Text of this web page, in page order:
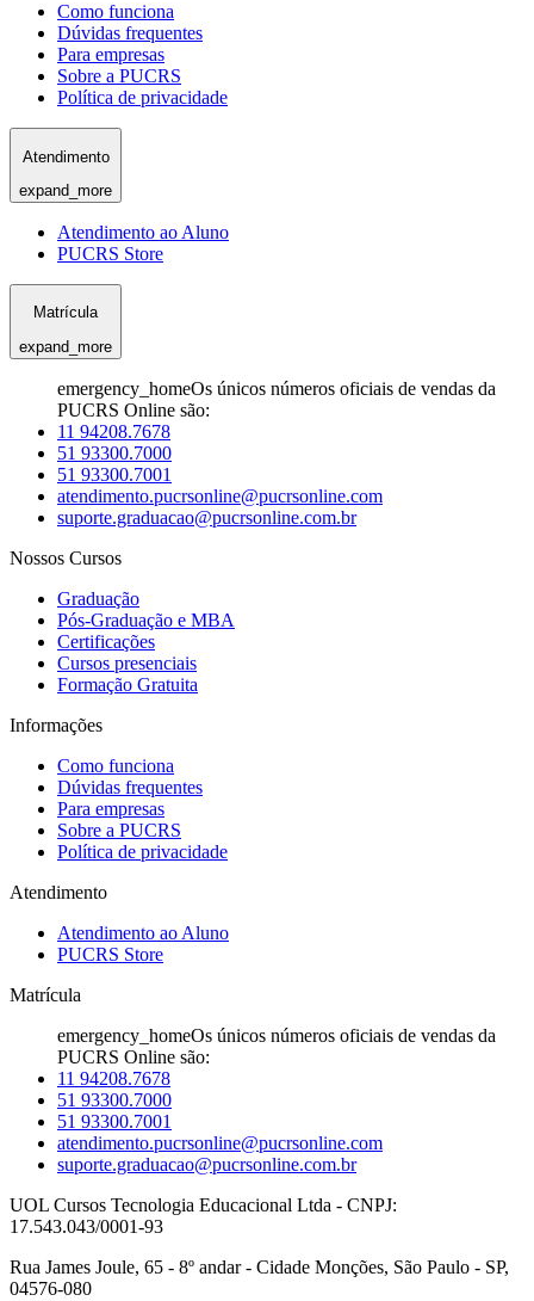
Como funciona
Dúvidas frequentes
Para empresas
Sobre a PUCRS
Política de privacidade
Atendimento
expand_more
Atendimento ao Aluno
PUCRS Store
Matrícula
expand_more
emergency_homeOs únicos números oficiais de vendas da
PUCRS Online são:
11 94208.7678
51 93300.7000
51 93300.7001
atendimento.pucrsonline@pucrsonline.com
suporte.graduacao@pucrsonline.com.br
Nossos Cursos
Graduação
Pós-Graduação e MBA
Certificações
Cursos presenciais
Formação Gratuita
Informações
Como funciona
Dúvidas frequentes
Para empresas
Sobre a PUCRS
Política de privacidade
Atendimento
Atendimento ao Aluno
PUCRS Store
Matrícula
emergency_homeOs únicos números oficiais de vendas da
PUCRS Online são:
11 94208.7678
51 93300.7000
51 93300.7001
atendimento.pucrsonline@pucrsonline.com
suporte.graduacao@pucrsonline.com.br
UOL Cursos Tecnologia Educacional Ltda - CNPJ:
17.543.043/0001-93
Rua James Joule, 65 - 8º andar - Cidade Monções, São Paulo - SP,
04576-080